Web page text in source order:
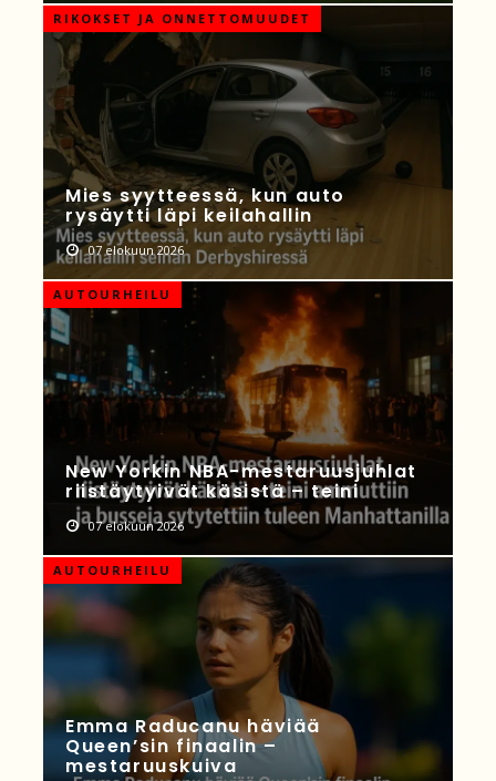
RIKOKSET JA ONNETTOMUUDET
Mies syytteessä, kun auto
rysäytti läpi keilahallin
07 elokuun 2026
AUTOURHEILU
New Yorkin NBA-mestaruusjuhlat
riistäytyivät käsistä – teini
07 elokuun 2026
AUTOURHEILU
Emma Raducanu häviää
Queen’sin finaalin –
mestaruuskuiva